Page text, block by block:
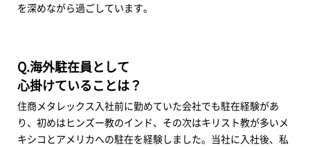
を深めながら過ごしています。
Q.海外駐在員として
心掛けていることは？
住商メタレックス入社前に勤めていた会社でも駐在経験があ
り、初めはヒンズー教のインド、その次はキリスト教が多いメ
キシコとアメリカへの駐在を経験しました。当社に入社後、私